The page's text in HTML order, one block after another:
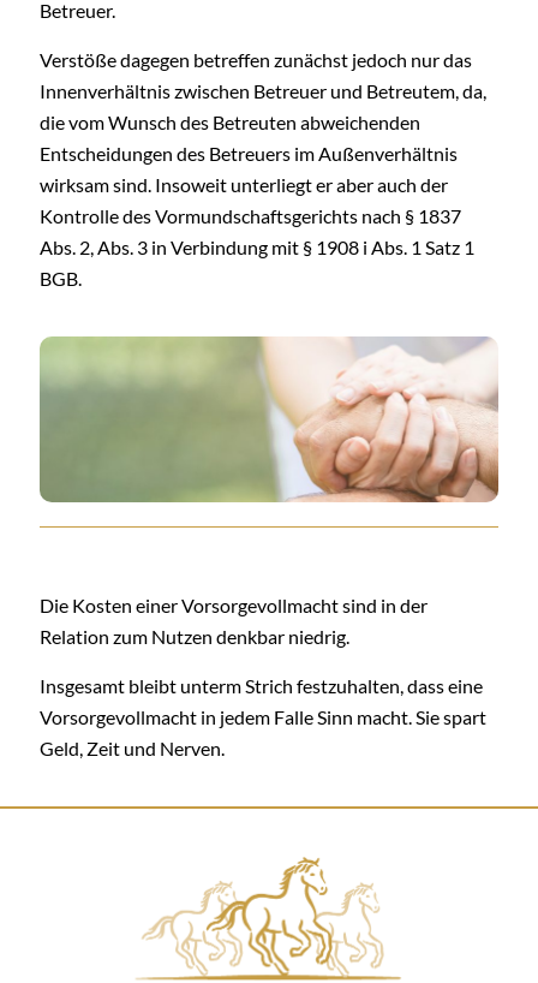
Betreuer.
Verstöße dagegen betreffen zunächst jedoch nur das
Innenverhältnis zwischen Betreuer und Betreutem, da,
die vom Wunsch des Betreuten abweichenden
Entscheidungen des Betreuers im Außenverhältnis
wirksam sind. Insoweit unterliegt er aber auch der
Kontrolle des Vormundschaftsgerichts nach § 1837
Abs. 2, Abs. 3 in Verbindung mit § 1908 i Abs. 1 Satz 1
BGB.
Die Kosten einer Vorsorgevollmacht sind in der
Relation zum Nutzen denkbar niedrig.
Insgesamt bleibt unterm Strich festzuhalten, dass eine
Vorsorgevollmacht in jedem Falle Sinn macht. Sie spart
Geld, Zeit und Nerven.